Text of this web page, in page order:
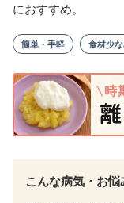
におすすめ。
簡単・手軽 食材少
こんな病気・お